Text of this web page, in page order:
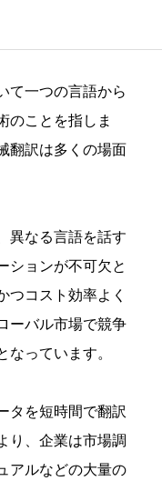
て一つの言語から
のことを指しま
翻訳は多くの場面
異なる言語を話す
ションが不可欠と
つコスト効率よく
ーバル市場で競争
なっています。
タを短時間で翻訳
り、企業は市場調
アルなどの大量の